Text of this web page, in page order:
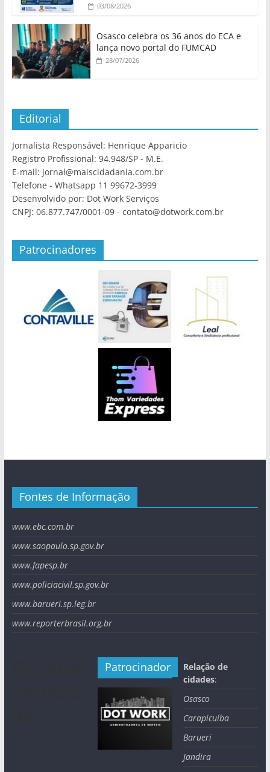
03/08/2026
Osasco celebra os 36 anos do ECA e
lança novo portal do FUMCAD
28/07/2026
Editorial
Jornalista Responsável: Henrique Apparicio
Registro Profissional: 94.948/SP - M.E.
E-mail: jornal@maiscidadania.com.br
Telefone - Whatsapp 11 99672-3999
Desenvolvido por: Dot Work Serviços
CNPJ: 06.877.747/0001-09 - contato@dotwork.com.br
Patrocinadores
Fontes de Informação
www.ebc.com.br
www.saopaulo.sp.gov.br
www.fapesp.br
www.policiacivil.sp.gov.br
www.barueri.sp.leg.br
www.reporterbrasil.org.br
Patrocinador
Relação de
cidades:
Osasco
Carapicuíba
Barueri
Jandira